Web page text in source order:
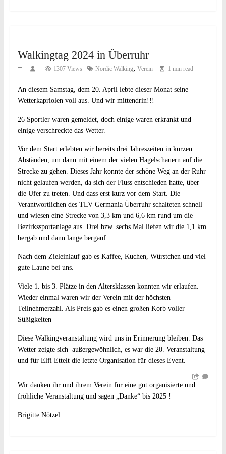
Walkingtag 2024 in Überruhr
1307 Views Nordic Walking, Verein 1 min read
An diesem Samstag, dem 20. April lebte dieser Monat seine
Wetterkapriolen voll aus. Und wir mittendrin!!!
26 Sportler waren gemeldet, doch einige waren erkrankt und
einige verschreckte das Wetter.
Vor dem Start erlebten wir bereits drei Jahreszeiten in kurzen
Abständen, um dann mit einem der vielen Hagelschauern auf die
Strecke zu gehen. Dieses Jahr konnte der schöne Weg an der Ruhr
nicht gelaufen werden, da sich der Fluss entschieden hatte, über
die Ufer zu treten. Und dass erst kurz vor dem Start. Die
Verantwortlichen des TLV Germania Überruhr schalteten schnell
und wiesen eine Strecke von 3,3 km und 6,6 km rund um die
Bezirkssportanlage aus. Drei bzw. sechs Mal liefen wir die 1,1 km
bergab und dann lange bergauf.
Nach dem Zieleinlauf gab es Kaffee, Kuchen, Würstchen und viel
gute Laune bei uns.
Viele 1. bis 3. Plätze in den Altersklassen konnten wir erlaufen.
Wieder einmal waren wir der Verein mit der höchsten
Teilnehmerzahl. Als Preis gab es einen großen Korb voller
Süßigkeiten
Diese Walkingveranstaltung wird uns in Erinnerung bleiben. Das
Wetter zeigte sich außergewöhnlich, es war die 20. Veranstaltung
und für Elfi Ettelt die letzte Organisation für dieses Event.
Wir danken ihr und ihrem Verein für eine gut organisierte und
fröhliche Veranstaltung und sagen „Danke“ bis 2025 !
Brigitte Nötzel